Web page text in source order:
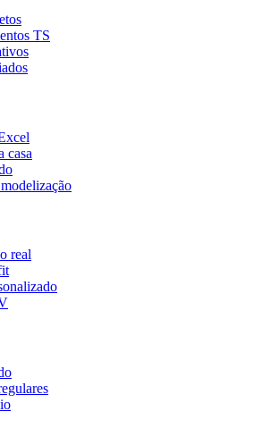
TS
casa
real